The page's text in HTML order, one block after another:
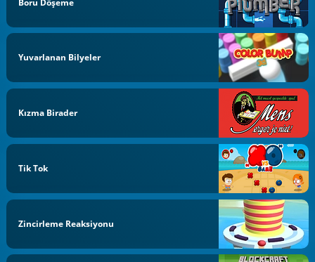
Yuvarlanan Bilyeler
Kızma Birader
Tik Tok
Zincirleme Reaksiyonu